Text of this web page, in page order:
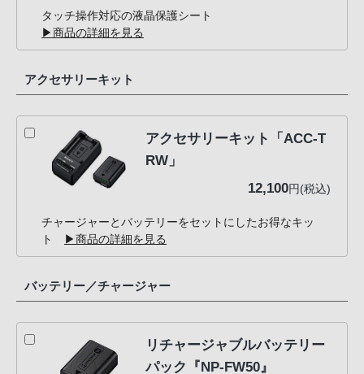
タッチ操作対応の液晶保護シート
▶商品の詳細を見る
アクセサリーキット
アクセサリーキット「ACC-T
RW」
12,100円(税込)
チャージャーとバッテリーをセットにしたお得なキッ
ト
▶商品の詳細を見る
バッテリー／チャージャー
リチャージャブルバッテリー
パック『NP-FW50』